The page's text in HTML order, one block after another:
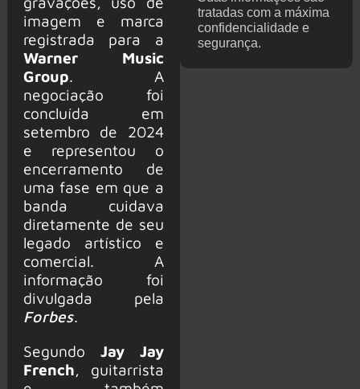
imagem e marca
registrada para a
Warner Music
Group. A
negociação foi
concluída em
setembro de 2024
e representou o
encerramento de
uma fase em que a
banda cuidava
diretamente de seu
legado artístico e
comercial. A
informação foi
divulgada pela
Forbes.
SegundoJay Jay
French , guitarrista
tratadas com a máxima
confidencialidade e
segurança.